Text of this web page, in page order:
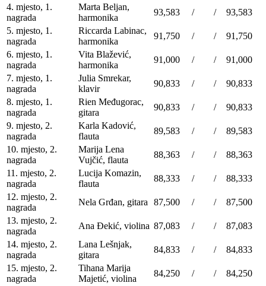
4. mjesto, 1.
nagrada
Marta Beljan,
harmonika
93,583 / /
93,583
5. mjesto, 1.
nagrada
Riccarda Labinac,
harmonika
91,750 / /
91,750
6. mjesto, 1.
nagrada
Vita Blažević,
harmonika
91,000 / /
91,000
7. mjesto, 1.
nagrada
Julia Smrekar,
klavir
90,833 / /
90,833
8. mjesto, 1.
nagrada
Rien Međugorac,
gitara
90,833 / /
90,833
9. mjesto, 2.
nagrada
Karla Kadović,
flauta
89,583 / /
89,583
10. mjesto, 2.
nagrada
Marija Lena
Vujčić, flauta
88,363 / /
88,363
11. mjesto, 2.
nagrada
Lucija Komazin,
flauta
88,333 / /
88,333
12. mjesto, 2.
nagrada
Nela Grđan, gitara 87,500 / /
87,500
13. mjesto, 2.
nagrada
Ana Đekić, violina 87,083 / /
87,083
14. mjesto, 2.
nagrada
Lana Lešnjak,
gitara
84,833 / /
84,833
15. mjesto, 2.
nagrada
Tihana Marija
Majetić, violina
84,250 / /
84,250